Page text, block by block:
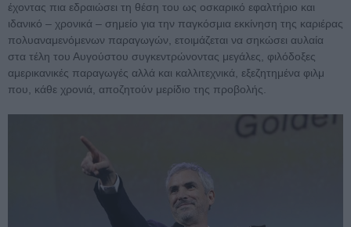
έχοντας πια εδραιώσει τη θέση του ως οσκαρικό εφαλτήριο και
ιδανικό – χρονικά – σημείο για την παγκόσμια εκκίνηση της καριέρας
πολυαναμενόμενων παραγωγών, ετοιμάζεται να σηκώσει αυλαία
στα τέλη του Αυγούστου συγκεντρώνοντας μεγάλες, φιλόδοξες
αμερικανικές παραγωγές αλλά και καλλιτεχνικά, εξεζητημένα φιλμ
που, κάθε χρονιά, αποζητούν μερίδιο της προβολής.